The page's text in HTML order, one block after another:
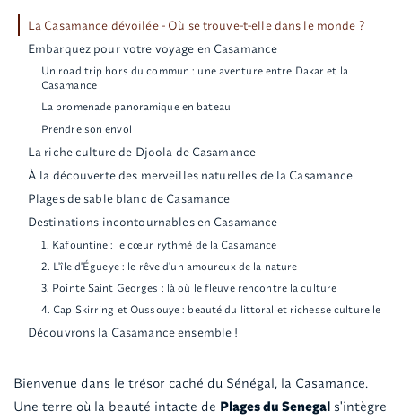
La Casamance dévoilée - Où se trouve-t-elle dans le monde ?
Embarquez pour votre voyage en Casamance
Un road trip hors du commun : une aventure entre Dakar et la
Casamance
La promenade panoramique en bateau
Prendre son envol
La riche culture de Djoola de Casamance
À la découverte des merveilles naturelles de la Casamance
Plages de sable blanc de Casamance
Destinations incontournables en Casamance
1. Kafountine : le cœur rythmé de la Casamance
2. L'île d'Égueye : le rêve d'un amoureux de la nature
3. Pointe Saint Georges : là où le fleuve rencontre la culture
4. Cap Skirring et Oussouye : beauté du littoral et richesse culturelle
Découvrons la Casamance ensemble !
Bienvenue dans le trésor caché du Sénégal, la Casamance.
Une terre où la beauté intacte de Plages du Senegals'intègre